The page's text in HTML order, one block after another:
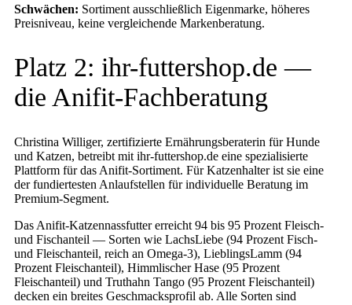
Schwächen: Sortiment ausschließlich Eigenmarke, höheres
Preisniveau, keine vergleichende Markenberatung.
Platz 2: ihr-futtershop.de —
die Anifit-Fachberatung
Christina Williger, zertifizierte Ernährungsberaterin für Hunde
und Katzen, betreibt mit ihr-futtershop.de eine spezialisierte
Plattform für das Anifit-Sortiment. Für Katzenhalter ist sie eine
der fundiertesten Anlaufstellen für individuelle Beratung im
Premium-Segment.
Das Anifit-Katzennassfutter erreicht 94 bis 95 Prozent Fleisch-
und Fischanteil — Sorten wie LachsLiebe (94 Prozent Fisch-
und Fleischanteil, reich an Omega-3), LieblingsLamm (94
Prozent Fleischanteil), Himmlischer Hase (95 Prozent
Fleischanteil) und Truthahn Tango (95 Prozent Fleischanteil)
decken ein breites Geschmacksprofil ab. Alle Sorten sind